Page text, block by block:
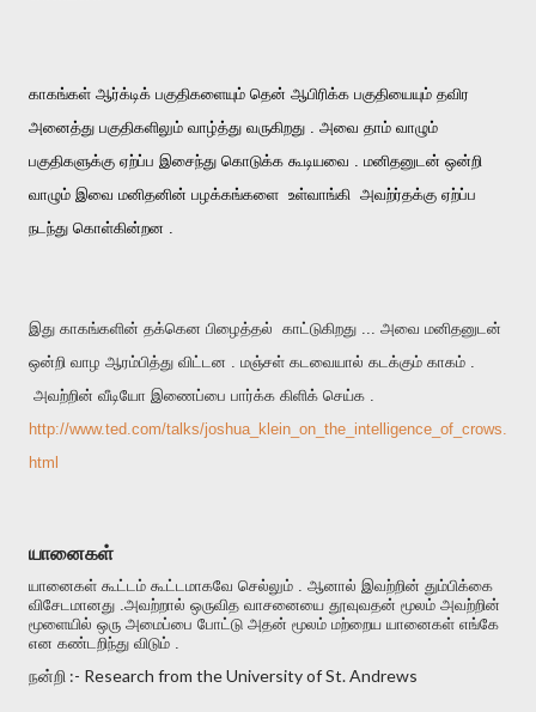
காகங்கள் ஆர்க்டிக் பகுதிகளையும் தென் ஆபிரிக்க பகுதியையும் தவிர
அனைத்து பகுதிகளிலும் வாழ்த்து வருகிறது . அவை தாம் வாழும்
பகுதிகளுக்கு ஏற்ப்ப இசைந்து கொடுக்க கூடியவை . மனிதனுடன் ஒன்றி
வாழும் இவை மனிதனின் பழக்கங்களை உள்வாங்கி அவற்ர்தக்கு ஏற்ப்ப
நடந்து கொள்கின்றன .
இது காகங்களின் தக்கென பிழைத்தல் காட்டுகிறது ... அவை மனிதனுடன்
ஒன்றி வாழ ஆரம்பித்து விட்டன . மஞ்சள் கடவையால் கடக்கும் காகம் .
அவற்றின் வீடியோ இணைப்பை பார்க்க கிளிக் செய்க .
http://www.ted.com/talks/joshua_klein_on_the_intelligence_of_crows.
html
யானைகள்
யானைகள் கூட்டம் கூட்டமாகவே செல்லும் . ஆனால் இவற்றின் தும்பிக்கை
விசேடமானது .அவற்றால் ஒருவித வாசனையை தூவுவதன் மூலம் அவற்றின்
மூளையில் ஒரு அமைப்பை போட்டு அதன் மூலம் மற்றைய யானைகள் எங்கே
என கண்டறிந்து விடும் .
நன்றி :- Research from the University of St. Andrews